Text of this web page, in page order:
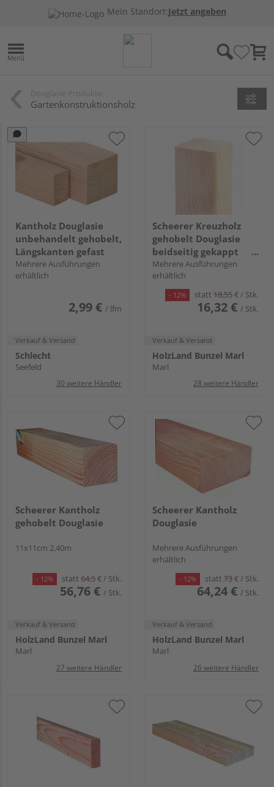
Mein Standort:Jetzt angeben
Gartenkonstruktionsholz
Kantholz Douglasie
unbehandelt gehobelt,
Längskanten gefast
Mehrere Ausführungen
erhältlich
2,99 € / lfm
Verkauf & Versand
Schlecht
Seefeld
30 weitere Händler
Scheerer Kreuzholz
gehobelt Douglasie
beidseitig gekappt
unbehandelt
Mehrere Ausführungen
erhältlich
- 12% statt 18,55€/ Stk.
16,32 € / Stk.
Verkauf & Versand
HolzLand Bunzel Marl
Marl
28 weitere Händler
Scheerer Kantholz
gehobelt Douglasie
11x11cm 2,40m
- 12% statt 64,5€/ Stk.
56,76 € / Stk.
Verkauf & Versand
HolzLand Bunzel Marl
Marl
27 weitere Händler
Scheerer Kantholz
Douglasie
Mehrere Ausführungen
erhältlich
- 12% statt 73€/ Stk.
64,24 € / Stk.
Verkauf & Versand
HolzLand Bunzel Marl
Marl
26 weitere Händler